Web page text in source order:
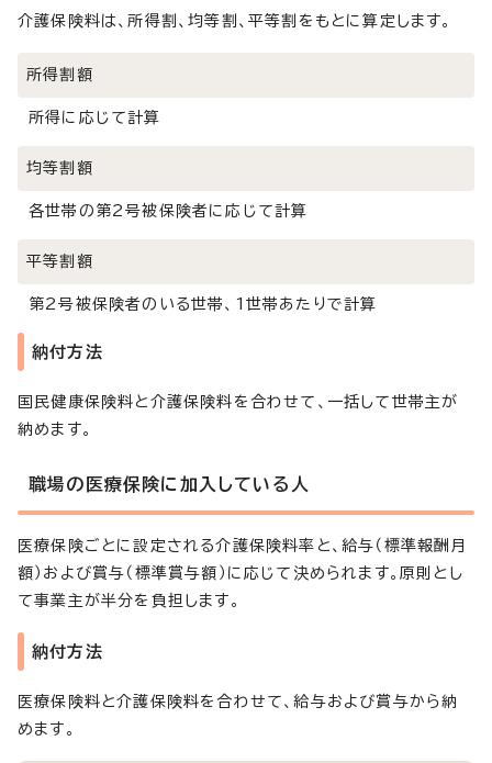
介護保険料は、所得割、均等割、平等割をもとに算定します。
所得割額
所得に応じて計算
均等割額
各世帯の第2号被保険者に応じて計算
平等割額
第2号被保険者のいる世帯、1世帯あたりで計算
納付方法
国民健康保険料と介護保険料を合わせて、一括して世帯主が
納めます。
職場の医療保険に加入している人
医療保険ごとに設定される介護保険料率と、給与（標準報酬月
額）および賞与（標準賞与額）に応じて決められます。原則とし
て事業主が半分を負担します。
納付方法
医療保険料と介護保険料を合わせて、給与および賞与から納
めます。